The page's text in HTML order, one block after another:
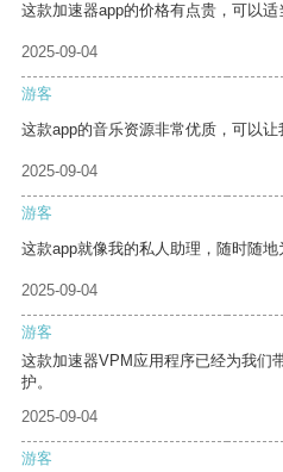
这款加速器app的价格有点贵，可以适
2025-09-04
游客
这款app的音乐资源非常优质，可以让
2025-09-04
游客
这款app就像我的私人助理，随时随地
2025-09-04
游客
这款加速器VPM应用程序已经为我们
护。
2025-09-04
游客